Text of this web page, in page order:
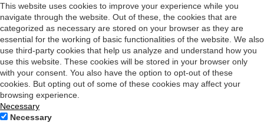
This website uses cookies to improve your experience while you
navigate through the website. Out of these, the cookies that are
categorized as necessary are stored on your browser as they are
essential for the working of basic functionalities of the website. We also
use third-party cookies that help us analyze and understand how you
use this website. These cookies will be stored in your browser only
with your consent. You also have the option to opt-out of these
cookies. But opting out of some of these cookies may affect your
browsing experience.
Necessary
Necessary